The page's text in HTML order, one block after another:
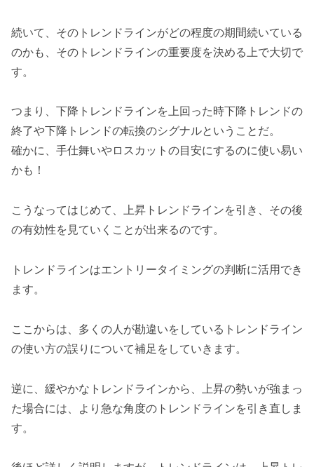
続いて、そのトレンドラインがどの程度の期間続いている
のかも、そのトレンドラインの重要度を決める上で大切で
す。
つまり、下降トレンドラインを上回った時下降トレンドの
終了や下降トレンドの転換のシグナルということだ。
確かに、手仕舞いやロスカットの目安にするのに使い易い
かも！
こうなってはじめて、上昇トレンドラインを引き、その後
の有効性を見ていくことが出来るのです。
トレンドラインはエントリータイミングの判断に活用でき
ます。
ここからは、多くの人が勘違いをしているトレンドライン
の使い方の誤りについて補足をしていきます。
逆に、緩やかなトレンドラインから、上昇の勢いが強まっ
た場合には、より急な角度のトレンドラインを引き直しま
す。